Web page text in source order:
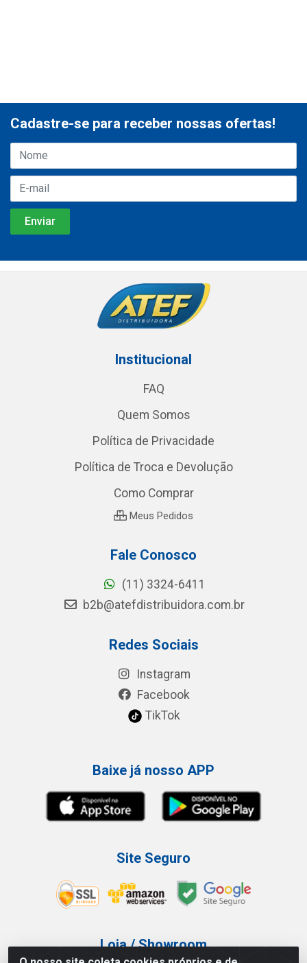
Cadastre-se para receber nossas ofertas!
Institucional
FAQ
Quem Somos
Política de Privacidade
Política de Troca e Devolução
Como Comprar
Meus Pedidos
Fale Conosco
(11) 3324-6411
b2b@atefdistribuidora.com.br
Redes Sociais
Instagram
Facebook
TikTok
Baixe já nosso APP
Site Seguro
Loja / Showroom